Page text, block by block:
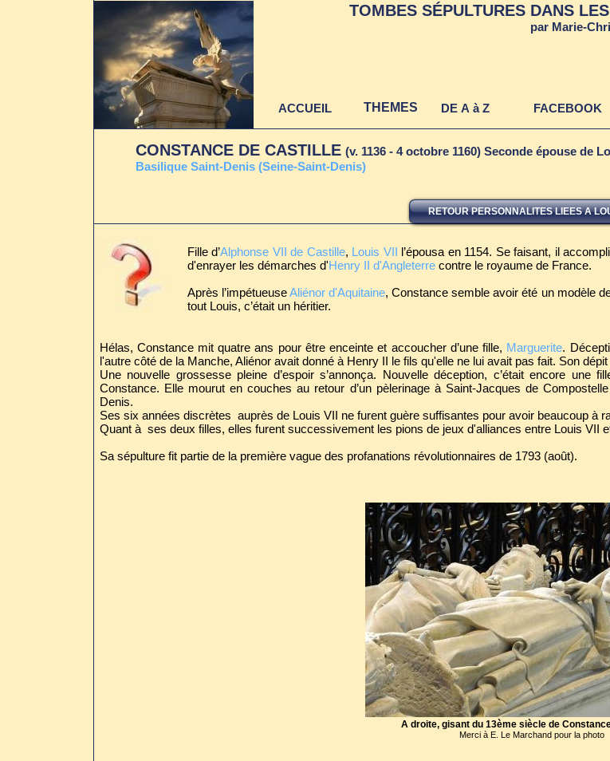
CONSTANCE DE CASTILLE (v. 1136 - 4 octobre 1160) Seconde épouse de
Basilique Saint-Denis (Seine-Saint-Denis)
RETOUR PERSONNALITES LIEES A
Hélas, Constance mit quatre ans pour être enceinte et accoucher d’une fille, Marguerite.
l'autre côté de la Manche, Aliénor avait donné à Henry II le fils qu'elle ne lui avait pas fait. Son
Une nouvelle grossesse pleine d’espoir s’annonça. Nouvelle déception, c’était encore une
Constance. Elle mourut en couches au retour d’un pèlerinage à Saint-Jacques de
Denis.
Ses six années discrètes auprès de Louis VII ne furent guère suffisantes pour avoir beaucoup à
Quant à ses deux filles, elles furent successivement les pions de jeux d'alliances entre Louis VII
Sa sépulture fit partie de la première vague des profanations révolutionnaires de 1793 (août).
A droite, gisant du 13ème siècle de
Merci à E. Le Marchand pour la photo
Fille d’Alphonse VII de Castille, Louis VII l’épousa en 1154. Se faisant, il
d'enrayer les démarches d'Henry II d'Angleterrecontre le royaume de France.
Après l’impétueuseAliénor d'Aquitaine, Constance semble avoir été un modèle
tout Louis, c’était un héritier.
TOMBES SÉPULTURES DANS
par Marie-
ACCUEIL THEMES DE A à Z FACEBOOK